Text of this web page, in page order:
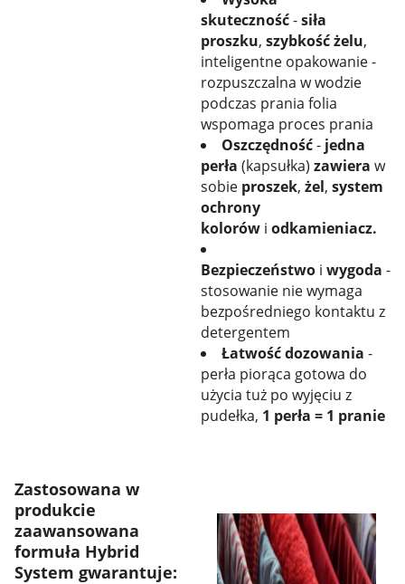
skuteczność-siła
proszku, szybkość żelu,
inteligentne opakowanie -
rozpuszczalna w wodzie
podczas prania folia
wspomaga proces prania
Oszczędność- jedna
perła (kapsułka) zawiera w
sobie proszek, żel, system
ochrony
kolorów i odkamieniacz.
Bezpieczeństwo i wygoda -
stosowanie nie wymaga
bezpośredniego kontaktu z
detergentem
Łatwość dozowania -
perła piorąca gotowa do
użycia tuż po wyjęciu z
pudełka, 1 perła = 1 pranie
Zastosowana w
produkcie
zaawansowana
formuła Hybrid
System gwarantuje: